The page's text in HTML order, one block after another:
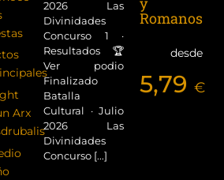
Arx
2026 Las
Divinidades
Concurso 1 ·
Resultados 🏆
Ver podio
Finalizado
Batalla
Cultural · Julio
2026 Las
Divinidades
Concurso [...]
Romanos
desde
5,79€